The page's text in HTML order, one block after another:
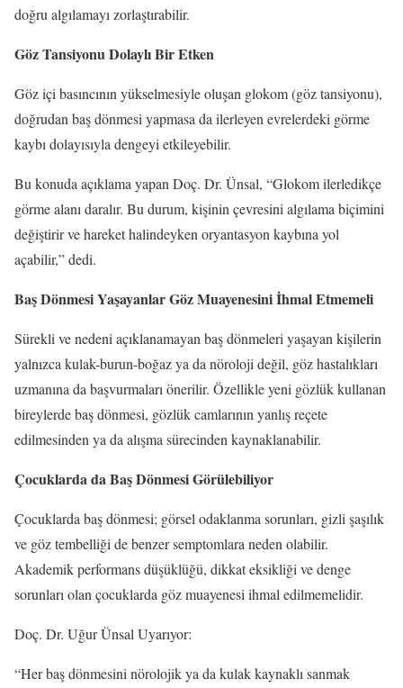
doğru algılamayı zorlaştırabilir.
Göz Tansiyonu Dolaylı Bir Etken
Göz içi basıncının yükselmesiyle oluşan glokom (göz tansiyonu),
doğrudan baş dönmesi yapmasa da ilerleyen evrelerdeki görme
kaybı dolayısıyla dengeyi etkileyebilir.
Bu konuda açıklama yapan Doç. Dr. Ünsal, “Glokom ilerledikçe
görme alanı daralır. Bu durum, kişinin çevresini algılama biçimini
değiştirir ve hareket halindeyken oryantasyon kaybına yol
açabilir,” dedi.
Baş Dönmesi Yaşayanlar Göz Muayenesini İhmal Etmemeli
Sürekli ve nedeni açıklanamayan baş dönmeleri yaşayan kişilerin
yalnızca kulak-burun-boğaz ya da nöroloji değil, göz hastalıkları
uzmanına da başvurmaları önerilir. Özellikle yeni gözlük kullanan
bireylerde baş dönmesi, gözlük camlarının yanlış reçete
edilmesinden ya da alışma sürecinden kaynaklanabilir.
Çocuklarda da Baş Dönmesi Görülebiliyor
Çocuklarda baş dönmesi; görsel odaklanma sorunları, gizli şaşılık
ve göz tembelliği de benzer semptomlara neden olabilir.
Akademik performans düşüklüğü, dikkat eksikliği ve denge
sorunları olan çocuklarda göz muayenesi ihmal edilmemelidir.
Doç. Dr. Uğur Ünsal Uyarıyor:
“Her baş dönmesini nörolojik ya da kulak kaynaklı sanmak